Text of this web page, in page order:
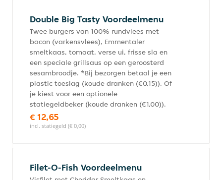
Double Big Tasty Voordeelmenu
Twee burgers van 100% rundvlees met
bacon (varkensvlees), Emmentaler
smeltkaas, tomaat, verse ui, frisse sla en
een speciale grillsaus op een geroosterd
sesambroodje. *Bij bezorgen betaal je een
plastic toeslag (koude dranken (€0,15)). Of
je kiest voor een optionele
statiegeldbeker (koude dranken (€1,00)).
€ 12,65
incl. statiegeld (€ 0,00)
Filet-O-Fish Voordeelmenu